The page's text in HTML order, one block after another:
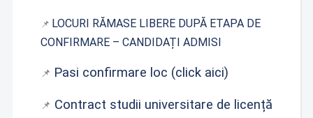
📌 LOCURI RĂMASE LIBERE DUPĂ ETAPA DE
CONFIRMARE – CANDIDAȚI ADMISI
📌 Pasi confirmare loc (click aici)
📌 Contract studii universitare de licență